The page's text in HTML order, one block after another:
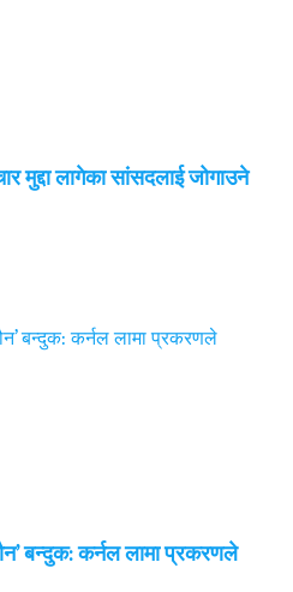
मुद्दा लागेका सांसदलाई जोगाउने
बन्दुक: कर्नल लामा प्रकरणले